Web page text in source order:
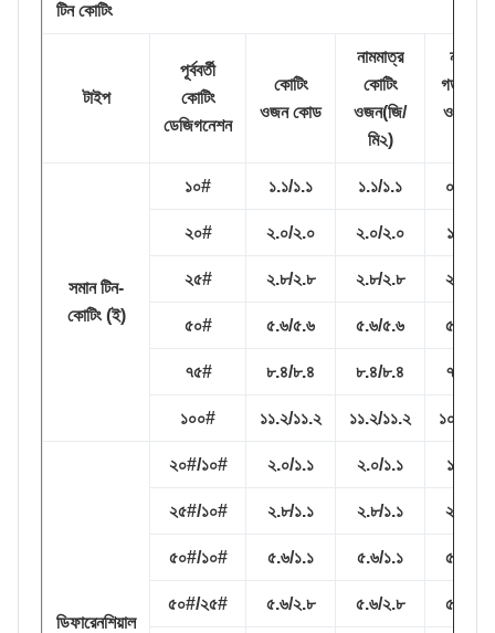
টিন কোটিং
টাইপ
পূর্ববর্তী
কোটিং
ডেজিগনেশন
কোটিং
ওজন কোড
নামমাত্র
কোটিং
ওজন(জি/
মি২)
ন্যূনতম
গড়
ওজন(জি/
সমান টিন-
কোটিং (ই)
১০# ১.১/১.১ ১.১/১.১ ০.৯/০.৯
২০# ২.০/২.০ ২.০/২.০ ১.৮/১.৮
২৫# ২.৮/২.৮ ২.৮/২.৮ ২.৫/২.৫
৫০# ৫.৬/৫.৬ ৫.৬/৫.৬ ৫.২/৫.২
৭৫# ৮.৪/৮.৪ ৮.৪/৮.৪ ৭.৮/৭.৮
১০০# ১১.২/১১.২ ১১.২/১১.২ ১০.১/
ডিফারেনশিয়াল
২০#/১০# ২.০/১.১ ২.০/১.১ ১.৮/০.৯
২৫#/১০# ২.৮/১.১ ২.৮/১.১ ২.৫/০.৯
৫০#/১০# ৫.৬/১.১ ৫.৬/১.১ ৫.২/০.৯
৫০#/২৫# ৫.৬/২.৮ ৫.৬/২.৮ ৫.২/২.৫